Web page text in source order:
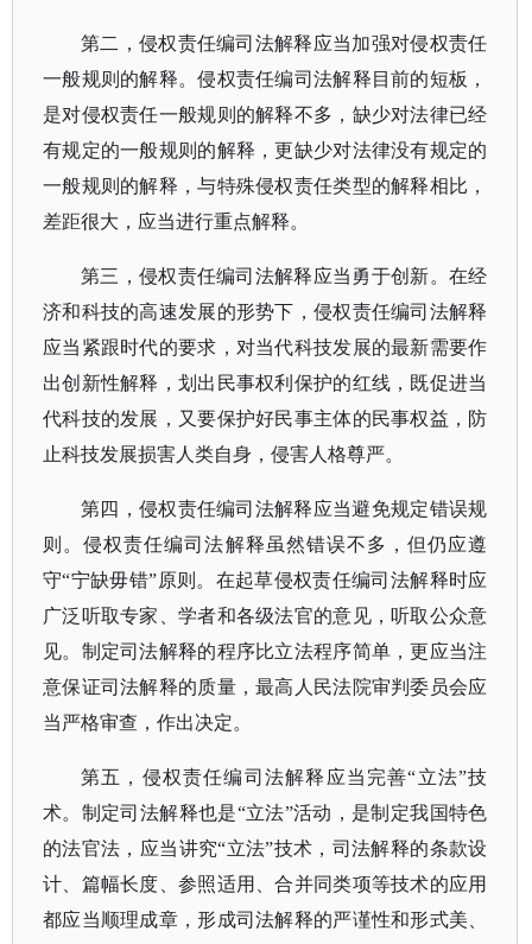
第二，侵权责任编司法解释应当加强对侵权责任
一般规则的解释。侵权责任编司法解释目前的短板，
是对侵权责任一般规则的解释不多，缺少对法律已经
有规定的一般规则的解释，更缺少对法律没有规定的
一般规则的解释，与特殊侵权责任类型的解释相比，
差距很大，应当进行重点解释。
第三，侵权责任编司法解释应当勇于创新。在经
济和科技的高速发展的形势下，侵权责任编司法解释
应当紧跟时代的要求，对当代科技发展的最新需要作
出创新性解释，划出民事权利保护的红线，既促进当
代科技的发展，又要保护好民事主体的民事权益，防
止科技发展损害人类自身，侵害人格尊严。
第四，侵权责任编司法解释应当避免规定错误规
则。侵权责任编司法解释虽然错误不多，但仍应遵
守“宁缺毋错”原则。在起草侵权责任编司法解释时应
广泛听取专家、学者和各级法官的意见，听取公众意
见。制定司法解释的程序比立法程序简单，更应当注
意保证司法解释的质量，最高人民法院审判委员会应
当严格审查，作出决定。
第五，侵权责任编司法解释应当完善“立法”技
术。制定司法解释也是“立法”活动，是制定我国特色
的法官法，应当讲究“立法”技术，司法解释的条款设
计、篇幅长度、参照适用、合并同类项等技术的应用
都应当顺理成章，形成司法解释的严谨性和形式美、